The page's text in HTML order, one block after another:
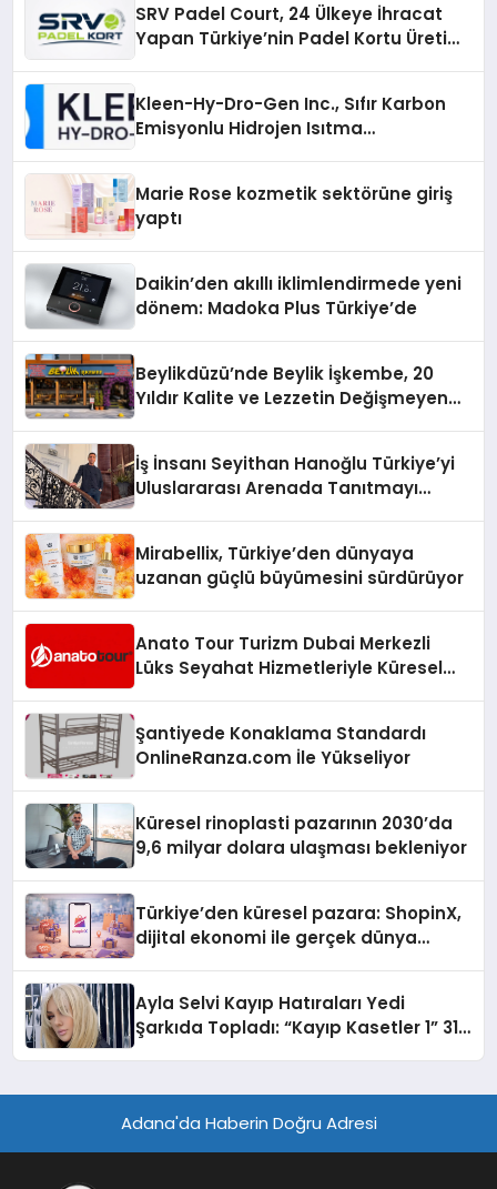
SRV Padel Court, 24 Ülkeye İhracat
Yapan Türkiye’nin Padel Kortu Üretim
Kleen-Hy-Dro-Gen Inc., Sıfır Karbon
Emisyonlu Hidrojen Isıtma
Marie Rose kozmetik sektörüne giriş
yaptı
Daikin’den akıllı iklimlendirmede yeni
dönem: Madoka Plus Türkiye’de
Beylikdüzü’nde Beylik İşkembe, 20
Yıldır Kalite ve Lezzetin Değişmeyen
İş İnsanı Seyithan Hanoğlu Türkiye’yi
Uluslararası Arenada Tanıtmayı
Mirabellix, Türkiye’den dünyaya
uzanan güçlü büyümesini sürdürüyor
Anato Tour Turizm Dubai Merkezli
Lüks Seyahat Hizmetleriyle Küresel
Şantiyede Konaklama Standardı
OnlineRanza.com İle Yükseliyor
Küresel rinoplasti pazarının 2030’da
9,6 milyar dolara ulaşması bekleniyor
Türkiye’den küresel pazara: ShopinX,
dijital ekonomi ile gerçek dünya
Ayla Selvi Kayıp Hatıraları Yedi
Şarkıda Topladı: “Kayıp Kasetler 1” 31
Adana'da Haberin Doğru Adresi